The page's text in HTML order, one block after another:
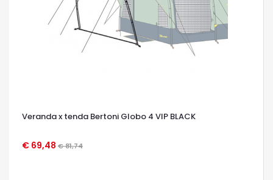
Veranda x tenda Bertoni Globo 4 VIP BLACK
€ 69,48 € 81,74
OCCHIATA VELOCE